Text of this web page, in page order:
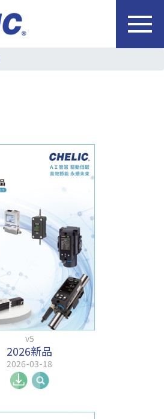
v5
2026新品
2026-03-18